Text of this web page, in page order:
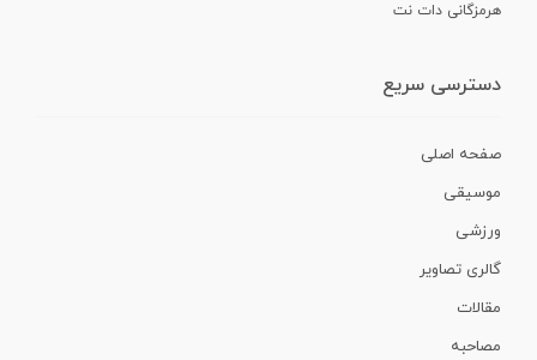
هرمزگانی دات نت
دسترسی سریع
صفحه اصلی
موسیقی
ورزشی
گالری تصاویر
مقالات
مصاحبه